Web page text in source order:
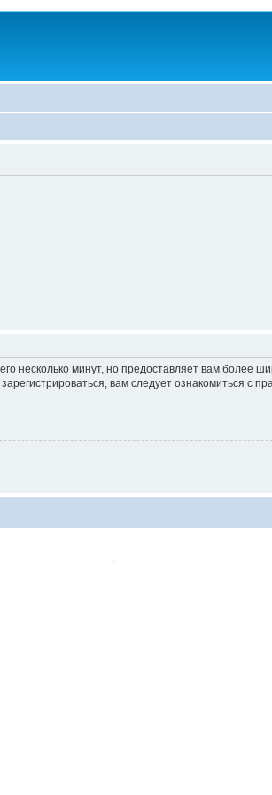
несколько минут, но предоставляет вам более
вам следует ознакомиться с